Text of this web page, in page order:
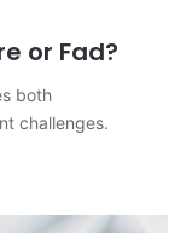
or Fad?
both
challenges.